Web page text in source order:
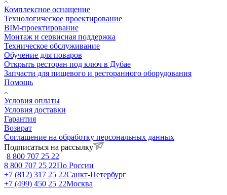
Комплексное оснащение
Технологическое проектирование
BIM-проектирование
Монтаж и сервисная поддержка
Техническое обслуживание
Обучение для поваров
Открыть ресторан под ключ в Дубае
Запчасти для пищевого и ресторанного оборудования
Помощь
Условия оплаты
Условия доставки
Гарантия
Возврат
Соглашение на обработку персональных данных
Подписаться на рассылку
8 800 707 25 22
8 800 707 25 22По России
+7 (812) 317 25 22Санкт-Петербург
+7 (499) 450 25 22Москва